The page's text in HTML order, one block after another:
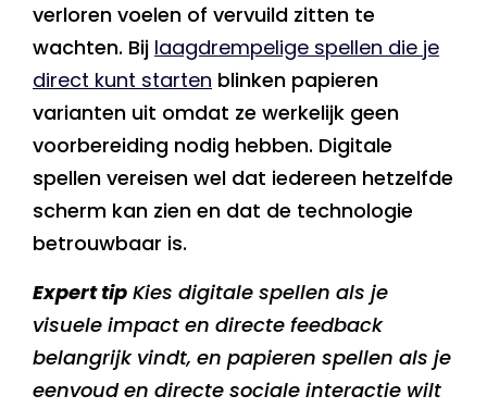
verloren voelen of vervuild zitten te
wachten. Bij laagdrempelige spellen die je
direct kunt starten blinken papieren
varianten uit omdat ze werkelijk geen
voorbereiding nodig hebben. Digitale
spellen vereisen wel dat iedereen hetzelfde
scherm kan zien en dat de technologie
betrouwbaar is.
Expert tip Kies digitale spellen als je
visuele impact en directe feedback
belangrijk vindt, en papieren spellen als je
eenvoud en directe sociale interactie wilt